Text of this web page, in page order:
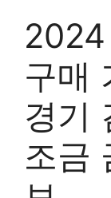
구매
경기
조금